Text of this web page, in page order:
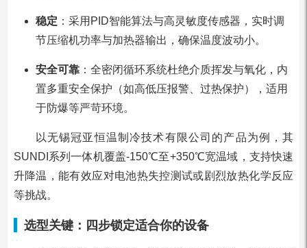
稳定 ：采用PID智能算法与高灵敏度传感器，实时调
节压缩机功率与加热器输出，确保温度波动小。
安全可靠：全密闭循环系统杜绝介质挥发与氧化，内
置多重安全保护（如高低压报警、过热保护），适用
于防爆等严苛环境。
以无锡冠亚恒温制冷技术有限公司的产品为例，其
SUNDI系列一体机覆盖-150℃至+350℃宽温域，支持快速
升降温，能有效应对电池热失控测试或剧烈放热化学反应
等挑战。
选型关键：四步锁定适合你的设备